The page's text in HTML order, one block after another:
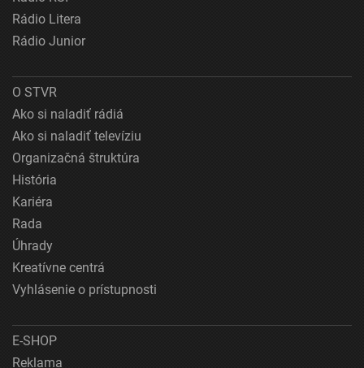
Rádio Litera
Rádio Junior
O STVR
Ako si naladiť rádiá
Ako si naladiť televíziu
Organizačná štruktúra
História
Kariéra
Rada
Úhrady
Kreatívne centrá
Vyhlásenie o prístupnosti
E-SHOP
Reklama